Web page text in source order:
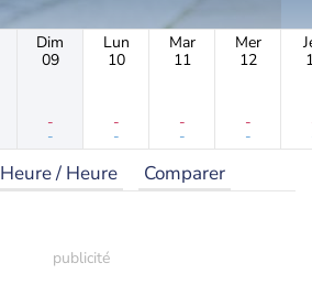
Dim
09
-
-
Lun
10
-
-
Mar
11
-
-
Mer
12
-
-
Heure / Heure Comparer